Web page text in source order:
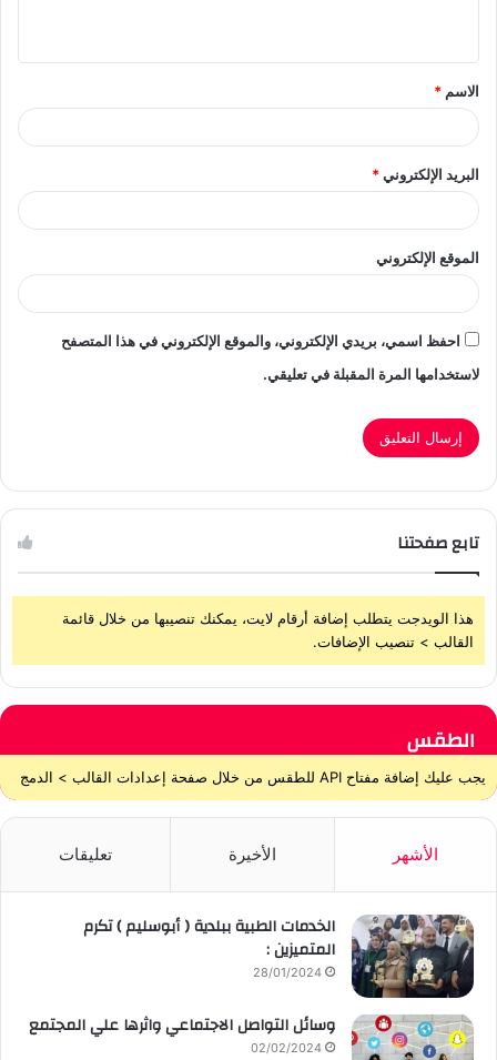
ق
*
الاسم *
البريد الإلكتروني*
الموقع الإلكتروني
احفظ اسمي، بريدي الإلكتروني، والموقع الإلكتروني في هذا المتصفح
لاستخدامها المرة المقبلة في تعليقي.
تابع صفحتنا
هذا الويدجت يتطلب إضافة أرقام لايت، يمكنك تنصيبها من خلال قائمة
القالب > تنصيب الإضافات.
الطقس
يجب عليك إضافة مفتاح API للطقس من خلال صفحة إعدادات القالب > الدمج
الأشهر الأخيرة تعليقات
الخدمات الطبية ببلدية ( أبوسليم ) تكرم
المتميزين :
28/01/2024
وسائل التواصل الاجتماعي واثرها علي المجتمع
02/02/2024